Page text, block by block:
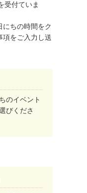
受付ていま
にちの時間をク
項をご入力し送
のイベント
びくださ